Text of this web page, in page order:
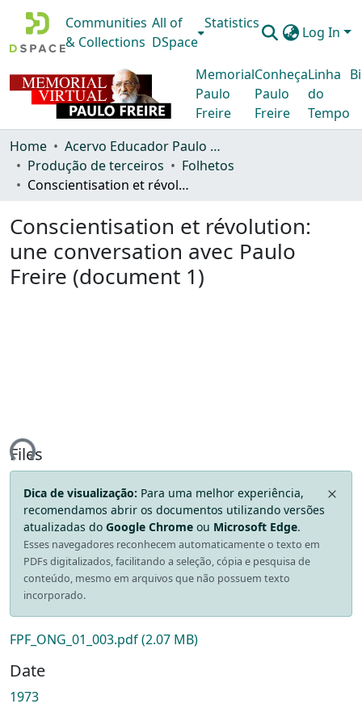
Communities
& Collections
All of
DSpace
Statistics
Log In
Memorial
Paulo
Freire
Conheça
Paulo
Freire
Linha
do
Tempo
Home
Acervo Educador Paulo Freire
Produção de terceiros
Folhetos
Conscientisation et révolution: une conversation avec Paulo Freire (document 1)
Conscientisation et révolution:
une conversation avec Paulo
Freire (document 1)
Files
Dica de visualização: Para uma melhor experiência,
recomendamos abrir os documentos utilizando versões
atualizadas do Google Chrome ou Microsoft Edge.
Esses navegadores reconhecem automaticamente o texto em
PDFs digitalizados, facilitando a seleção, cópia e pesquisa de
conteúdo, mesmo em arquivos que não possuem texto
incorporado.
FPF_ONG_01_003.pdf(2.07 MB)
Date
1973